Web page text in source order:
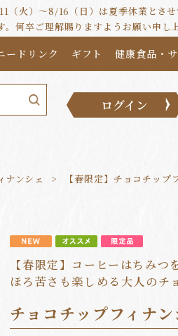
火）～8/16（日）は夏季休業とさ
何卒ご理解賜りますようお願い申し上
ードリンク ギフト 健康食品・サ
ログイン
ナンシェ 【春限定】チョコチップ
【春限定】コーヒーはちみ
ほろ苦さも楽しめる大人のチ
チョコチップフィナ